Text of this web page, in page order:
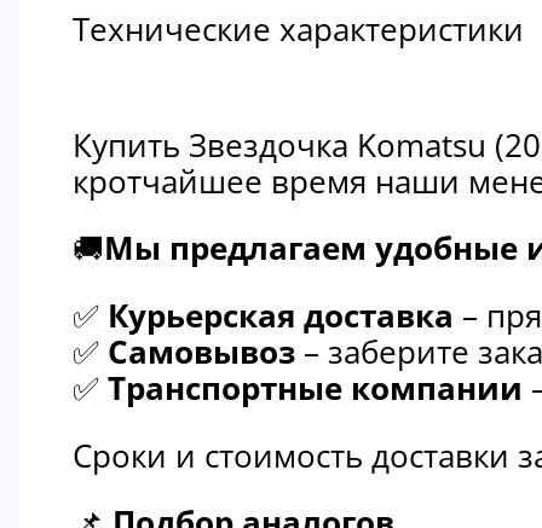
Технические характеристики
Купить Звездочка Komatsu
кротчайшее время наши
🚚Мы предлагаем удобные
✅ Курьерская доставка –
✅ Самовывоз – заберите
✅ Транспортные компании
Сроки и стоимость доставки